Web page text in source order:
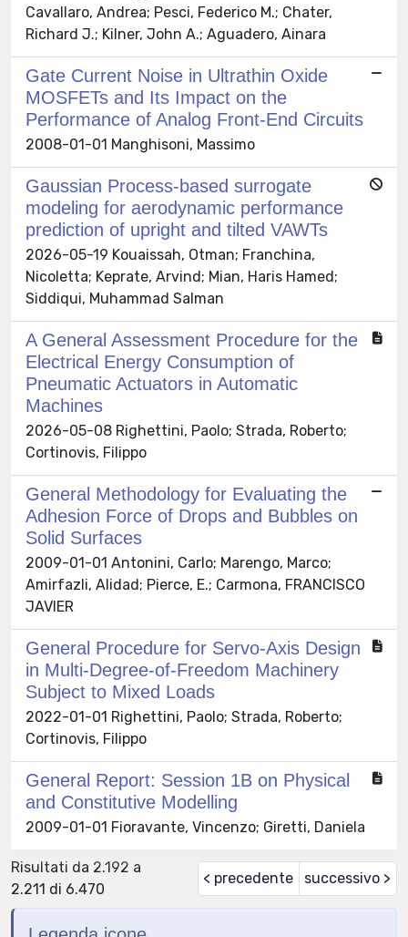
Cavallaro, Andrea; Pesci, Federico M.; Chater,
Richard J.; Kilner, John A.; Aguadero, Ainara
Gate Current Noise in Ultrathin Oxide
MOSFETs and Its Impact on the
Performance of Analog Front-End Circuits
2008-01-01 Manghisoni, Massimo
Gaussian Process-based surrogate
modeling for aerodynamic performance
prediction of upright and tilted VAWTs
2026-05-19 Kouaissah, Otman; Franchina,
Nicoletta; Keprate, Arvind; Mian, Haris Hamed;
Siddiqui, Muhammad Salman
A General Assessment Procedure for the
Electrical Energy Consumption of
Pneumatic Actuators in Automatic
Machines
2026-05-08 Righettini, Paolo; Strada, Roberto;
Cortinovis, Filippo
General Methodology for Evaluating the
Adhesion Force of Drops and Bubbles on
Solid Surfaces
2009-01-01 Antonini, Carlo; Marengo, Marco;
Amirfazli, Alidad; Pierce, E.; Carmona, FRANCISCO
JAVIER
General Procedure for Servo-Axis Design
in Multi-Degree-of-Freedom Machinery
Subject to Mixed Loads
2022-01-01 Righettini, Paolo; Strada, Roberto;
Cortinovis, Filippo
General Report: Session 1B on Physical
and Constitutive Modelling
2009-01-01 Fioravante, Vincenzo; Giretti, Daniela
Risultati da 2.192 a
2.211 di 6.470
< precedente successivo >